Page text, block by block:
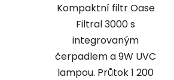
Kompaktní filtr Oase
Filtral 3000 s
integrovaným
čerpadlem a 9W UVC
lampou. Průtok 1 200